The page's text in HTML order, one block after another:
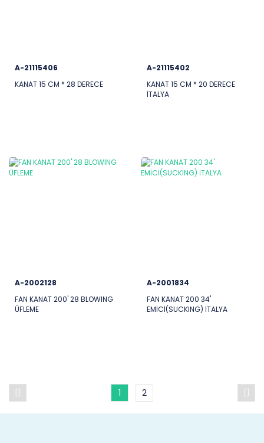
A-21115406
KANAT 15 CM * 28 DERECE
A-21115402
KANAT 15 CM * 20 DERECE
İTALYA
A-2002128
FAN KANAT 200' 28 BLOWING
ÜFLEME
A-2001834
FAN KANAT 200 34'
EMİCİ(SUCKING) İTALYA
1 2